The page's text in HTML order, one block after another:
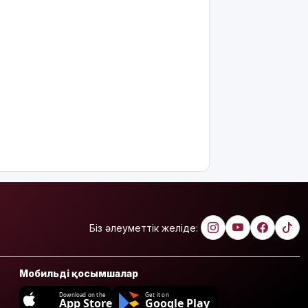
Біз әлеуметтік желіде:
Мобильді қосымшалар
Download on the
App Store
Get it on
Google Play